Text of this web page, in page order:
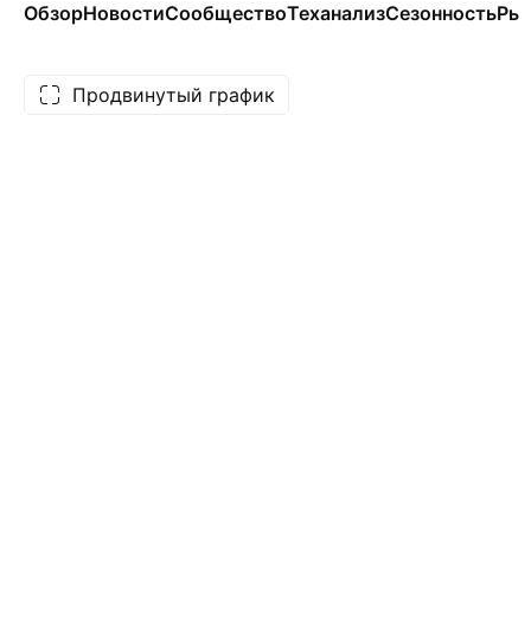
ОбзорНовостиСообществоТеханализСезонность
Продвинутый график